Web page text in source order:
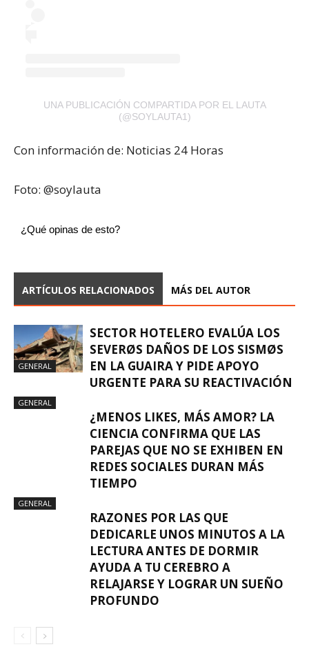
UNA PUBLICACIÓN COMPARTIDA POR EL LAUTA
(@SOYLAUTA1)
Con información de: Noticias 24 Horas
Foto: @soylauta
¿Qué opinas de esto?
ARTÍCULOS RELACIONADOS MÁS DEL AUTOR
GENERAL
SECTOR HOTELERO EVALÚA LOS
SEVERØS DAÑOS DE LOS SISMØS
EN LA GUAIRA Y PIDE APOYO
URGENTE PARA SU REACTIVACIÓN
GENERAL
¿MENOS LIKES, MÁS AMOR? LA
CIENCIA CONFIRMA QUE LAS
PAREJAS QUE NO SE EXHIBEN EN
REDES SOCIALES DURAN MÁS
TIEMPO
GENERAL
RAZONES POR LAS QUE
DEDICARLE UNOS MINUTOS A LA
LECTURA ANTES DE DORMIR
AYUDA A TU CEREBRO A
RELAJARSE Y LOGRAR UN SUEÑO
PROFUNDO